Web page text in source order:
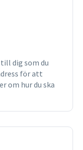
dig som du
för att
om hur du ska